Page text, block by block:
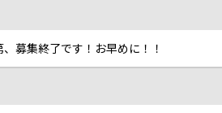
募集終了です！お早めに！！